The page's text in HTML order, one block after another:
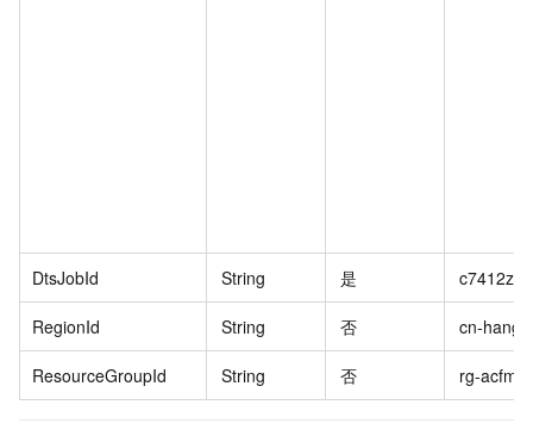
DtsJobId String 是
RegionId String 否 cn-
ResourceGroupId String 否 rg-